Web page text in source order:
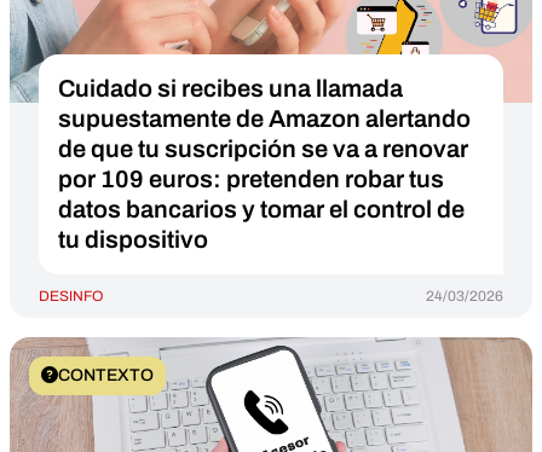
Cuidado si recibes una llamada
supuestamente de Amazon alertando
de que tu suscripción se va a renovar
por 109 euros: pretenden robar tus
datos bancarios y tomar el control de
tu dispositivo
DESINFO 24/03/2026
CONTEXTO